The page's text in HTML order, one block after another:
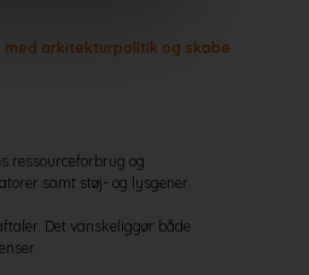
med arkitekturpolitik og skabe
ressourceforbrug og
samt støj- og lysgener.
Det vanskeliggør både